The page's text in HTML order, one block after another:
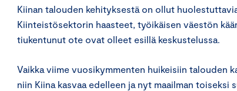
Kiinan talouden kehityksestä on ollut
Kiinteistösektorin haasteet, työikäisen väestön
tiukentunut ote ovat olleet esillä keskustelussa.
Vaikka viime vuosikymmenten huikeisiin talouden
niin Kiina kasvaa edelleen ja nyt maailman toiseksi